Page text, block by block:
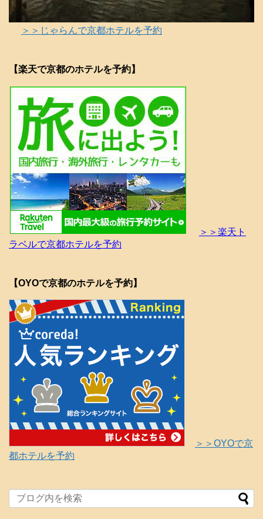
＞＞じゃらんで京都ホテルを予約
【楽天で京都のホテルを予約】
＞＞楽天ト
ラベルで京都ホテルを予約
【OYOで京都のホテルを予約】
＞＞OYOで京
都ホテルを予約